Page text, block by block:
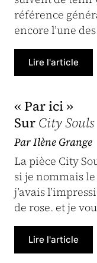
référence
encore l’une
Lire l'article
« Par ici »
Sur City Souls
Par Ilène Grange
La pièce City
si je nommais le
j’avais
de rose. et je
Lire l'article